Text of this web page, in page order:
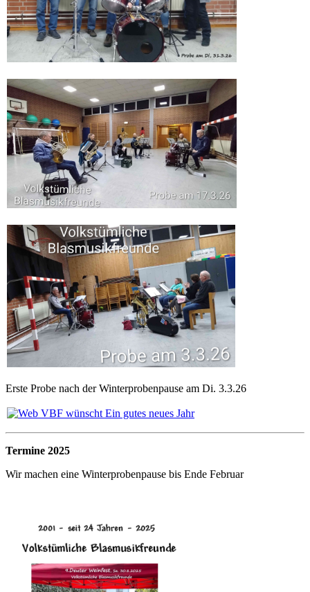
Erste Probe nach der Winterprobenpause am Di. 3.3.26
Termine 2025
Wir machen eine Winterprobenpause bis Ende Februar